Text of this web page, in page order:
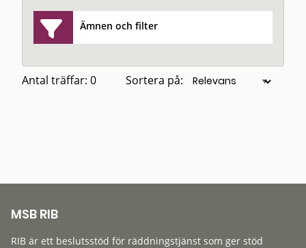
Ämnen och filter
Antal träffar: 0 Sortera på:
MSB RIB
RIB är ett beslutsstöd för räddningstjänst som ger stöd